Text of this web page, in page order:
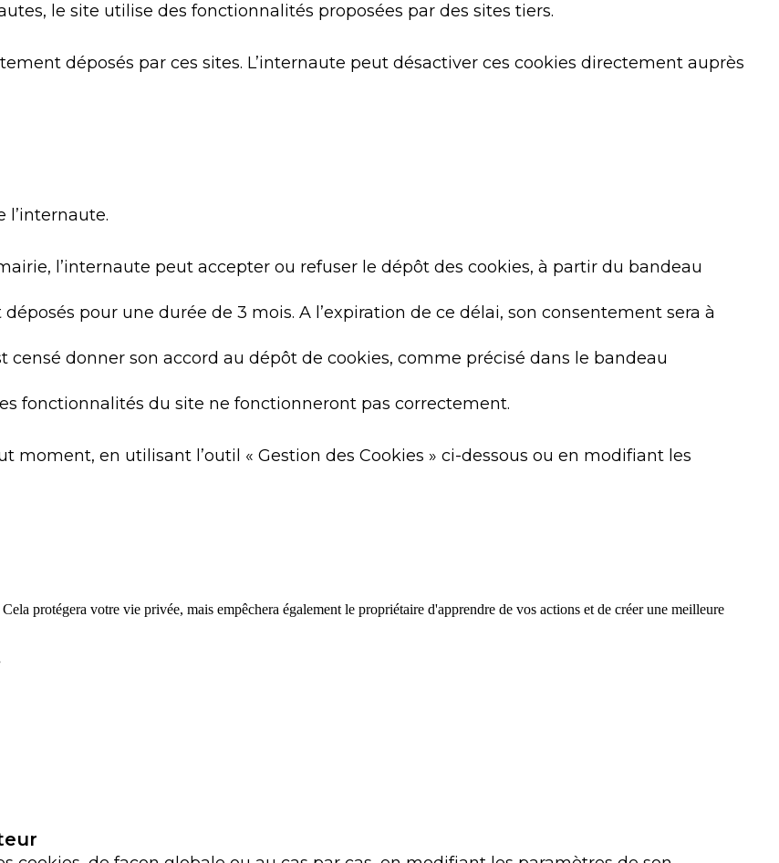
le site utilise des fonctionnalités proposées par des sites tiers.
déposés par ces sites. L’internaute peut désactiver ces cookies directement auprès
l’internaute.
l’internaute peut accepter ou refuser le dépôt des cookies, à partir du bandeau
pour une durée de 3 mois. A l’expiration de ce délai, son consentement sera à
censé donner son accord au dépôt de cookies, comme précisé dans le bandeau
fonctionnalités du site ne fonctionneront pas correctement.
moment, en utilisant l’outil « Gestion des Cookies » ci-dessous ou en modifiant les